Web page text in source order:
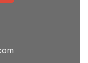
সুখবর, আসছে